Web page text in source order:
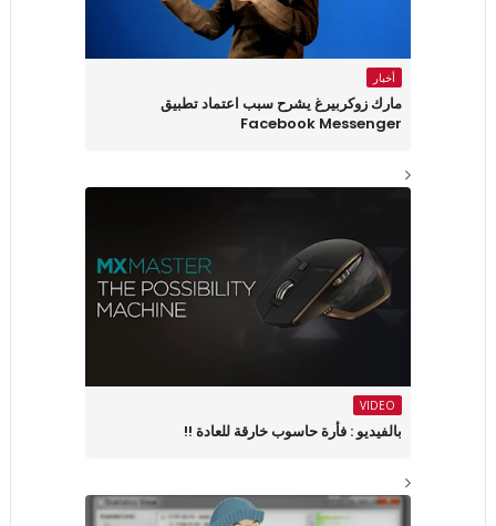
أخبار
مارك زوكربيرغ يشرح سبب اعتماد تطبيق
Facebook Messenger
VIDEO
بالفيديو : فأرة حاسوب خارقة للعادة !!